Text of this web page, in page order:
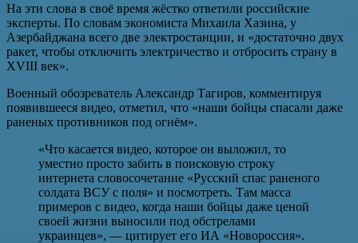
На эти слова в своё время жёстко ответили российские
эксперты. По словам экономиста Михаила Хазина, у
Азербайджана всего две электростанции, и «достаточно двух
ракет, чтобы отключить электричество и отбросить страну в
XVIII век».
Военный обозреватель Александр Тагиров, комментируя
появившееся видео, отметил, что «наши бойцы спасали даже
раненых противников под огнём».
«Что касается видео, которое он выложил, то
уместно просто забить в поисковую строку
интернета словосочетание «Русский спас раненого
солдата ВСУ с поля» и посмотреть. Там масса
примеров с видео, когда наши бойцы даже ценой
своей жизни выносили под обстрелами
украинцев», — цитирует его ИА «Новороссия».